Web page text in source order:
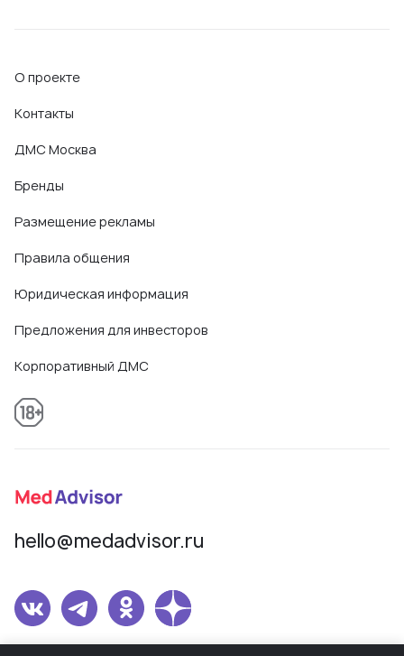
О проекте
Контакты
ДМС Москва
Бренды
Размещение рекламы
Правила общения
Юридическая информация
Предложения для инвесторов
Корпоративный ДМС
hello@medadvisor.ru